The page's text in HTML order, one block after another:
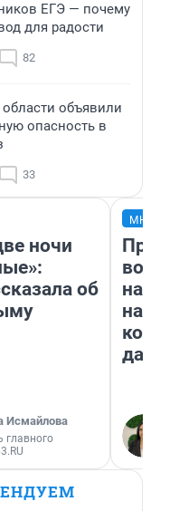
ЕГЭ — почему
для радости
82
объявили
опасность в
33
ночи
об
Исмайлова
главного
нам
даже